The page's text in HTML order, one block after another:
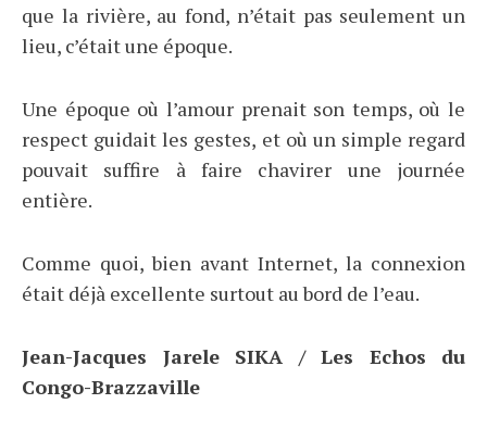
que la rivière, au fond, n’était pas seulement un
lieu, c’était une époque.
Une époque où l’amour prenait son temps, où le
respect guidait les gestes, et où un simple regard
pouvait suffire à faire chavirer une journée
entière.
Comme quoi, bien avant Internet, la connexion
était déjà excellente surtout au bord de l’eau.
Jean-Jacques Jarele SIKA / Les Echos du
Congo-Brazzaville